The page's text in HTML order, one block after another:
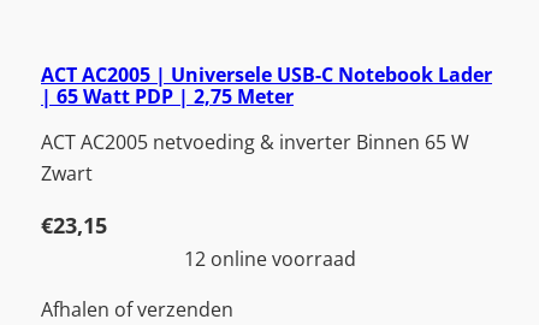
ACT AC2005 | Universele USB-C Notebook Lader
| 65 Watt PDP | 2,75 Meter
ACT AC2005 netvoeding & inverter Binnen 65 W
Zwart
€23,15
12 online voorraad
Afhalen of verzenden